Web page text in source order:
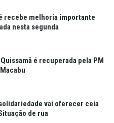
recebe melhoria importante
nesta segunda
é recuperada pela PM
vai oferecer ceia
de rua